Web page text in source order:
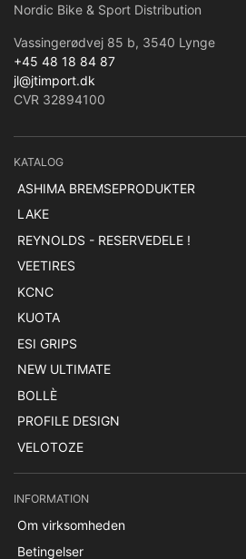
Nordic Bike & Sport Distribution
Vassingerødvej 85 b, 3540 Lynge
+45 48 18 84 87
jl@jtimport.dk
CVR 32894100
KATALOG
ASHIMA BREMSEPRODUKTER
LAKE
REYNOLDS - RESERVEDELE !
VEETIRES
KCNC
KUOTA
ESI GRIPS
NEW ULTIMATE
BOLLÈ
PROFILE DESIGN
VELOTOZE
INFORMATION
Om virksomheden
Betingelser